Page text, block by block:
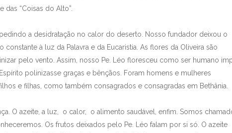
“Coisas do Alto”.
a desidratação no calor do deserto. Nosso fundador deixou o
à luz da Palavra e da Eucaristia. As flores da Oliveira são
pelo vento. Assim, nosso Pe. Léo floresceu como ser humano
polinizasse graças e bênçãos. Foram homens e mulheres
e filhas, como também consagrados e consagradas em Bethânia.
O azeite, a luz, o calor, o alimento saudável, enfim. Somos
Os frutos deixados pelo Pe. Léo falam por si só. O azeite